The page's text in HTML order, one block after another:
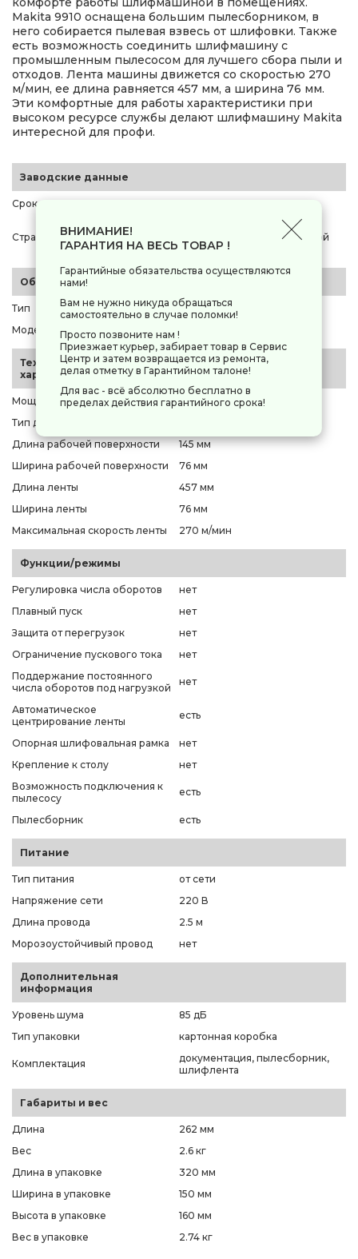
Makita 9910 оснащена большим пылесборником, в
него собирается пылевая взвесь от шлифовки. Также
есть возможность соединить шлифмашину с
промышленным пылесосом для лучшего сбора пыли и
отходов. Лента машины движется со скоростью 270
м/мин, ее длина равняется 457 мм, а ширина 76 мм.
Эти комфортные для работы характеристики при
высоком ресурсе службы делают шлифмашину Makita
интересной для профи.
Заводские данные
Срок эксплуатации
Страна-производитель
Соединенное Королевство
Великобритании и Северной
Ирландии
Общие параметры
Тип
ленточная шлифмашина
Модель
Технические
характеристики
Мощность
650 Вт
Тип двигателя
Длина рабочей поверхности
145 мм
Ширина рабочей поверхности
76 мм
Длина ленты
457 мм
Ширина ленты
76 мм
Максимальная скорость ленты
270 м/мин
Функции/режимы
Регулировка числа оборотов
нет
Плавный пуск
нет
Защита от перегрузок
нет
Ограничение пускового тока
нет
Поддержание постоянного
числа оборотов под нагрузкой
нет
Автоматическое
центрирование ленты
есть
Опорная шлифовальная рамка
нет
Крепление к столу
нет
Возможность подключения к
пылесосу
есть
Пылесборник есть
Питание
Тип питания
от сети
Напряжение сети
220 В
Длина провода
2.5 м
Морозоустойчивый провод
нет
Дополнительная
информация
Уровень шума
85 дБ
Тип упаковки
картонная коробка
Комплектация
документация, пылесборник,
шлифлента
Габариты и вес
Длина
262 мм
Вес
2.6 кг
Длина в упаковке
320 мм
Ширина в упаковке
150 мм
Высота в упаковке
160 мм
Вес в упаковке
2.74 кг
ВНИМАНИЕ!
ГАРАНТИЯ НА ВЕСЬ ТОВАР !
Гарантийные обязательства осуществляются
нами!
Вам не нужно никуда обращаться
самостоятельно в случае поломки!
Просто позвоните нам !
Приезжает курьер, забирает товар в Сервис
Центр и затем возвращается из ремонта,
делая отметку в Гарантийном талоне!
Для вас - всё абсолютно бесплатно в
пределах действия гарантийного срока!